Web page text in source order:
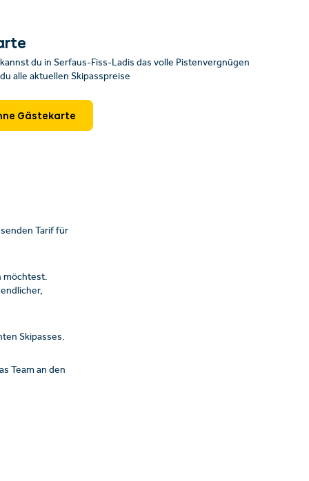
du in Serfaus-Fiss-Ladis das volle Pistenvergnügen
alle aktuellen Skipasspreise
Gästekarte
Tarif für
möchtest.
Skipasses.
Team an den